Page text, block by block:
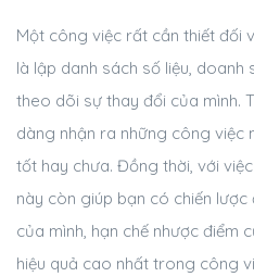
Một công việc rất cần thiết đối
là lập danh sách số liệu,
theo dõi sự thay đổi của mình.
dàng nhận ra những công việc
tốt hay chưa. Đồng thời, với
này còn giúp bạn có chiến
của mình, hạn chế nhược điểm
hiệu quả cao nhất trong công